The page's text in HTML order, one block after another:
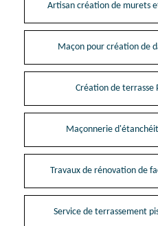
Artisan création de murets
Maçon pour création de
Création de terrasse
Maçonnerie
Travaux de rénovation de
Service de terrassement